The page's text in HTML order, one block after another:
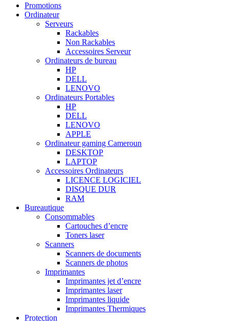
Promotions
Ordinateur
Serveurs
Rackables
Non Rackables
Accessoires Serveur
Ordinateurs de bureau
HP
DELL
LENOVO
Ordinateurs Portables
HP
DELL
LENOVO
APPLE
Ordinateur gaming Cameroun
DESKTOP
LAPTOP
Accessoires Ordinateurs
LICENCE LOGICIEL
DISQUE DUR
RAM
Bureautique
Consommables
Cartouches d’encre
Toners laser
Scanners
Scanners de documents
Scanners de photos
Imprimantes
Imprimantes jet d’encre
Imprimantes laser
Imprimantes liquide
Imprimantes Thermiques
Protection